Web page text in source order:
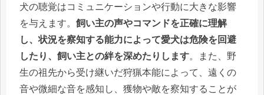
犬の聴覚はコミュニケーションや行動に大きな影響
を与えます。 飼い主の声やコマンドを正確に理解
し、状況を察知する能力によって愛犬は危険を回避
したり、飼い主との絆を深めたりします。また、野
生の祖先から受け継いだ狩猟本能によって、遠くの
音や微細な音を感知し、獲物や敵を察知することが